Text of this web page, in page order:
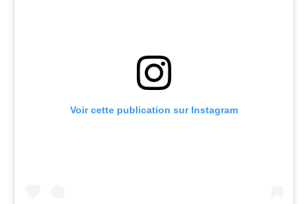
Voir cette publication sur Instagram